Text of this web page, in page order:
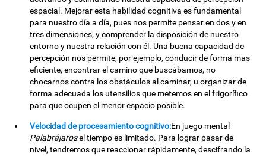
espacial. Mejorar esta habilidad cognitiva es fundamental
para nuestro día a día, pues nos permite pensar en dos y en
tres dimensiones, y comprender la disposición de nuestro
entorno y nuestra relación con él. Una buena capacidad de
percepción nos permite, por ejemplo, conducir de forma mas
eficiente, encontrar el camino que buscábamos, no
chocarnos contra los obstáculos al caminar, u organizar de
forma adecuada los utensilios que metemos en el frigorífico
para que ocupen el menor espacio posible.
Velocidad de procesamiento cognitivo:En juego mental
Palabrájarosel tiempo es limitado. Para lograr pasar de
nivel, tendremos que reaccionar rápidamente, descifrando la